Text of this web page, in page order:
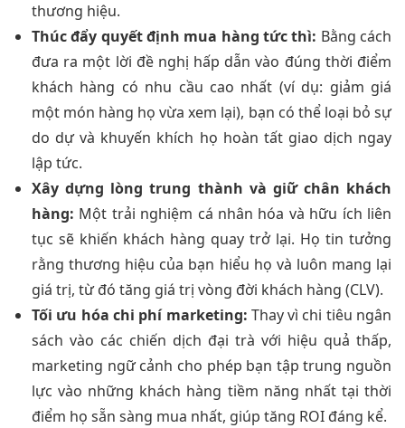
thương hiệu.
Thúc đẩy quyết định mua hàng tức thì: Bằng cách
đưa ra một lời đề nghị hấp dẫn vào đúng thời điểm
khách hàng có nhu cầu cao nhất (ví dụ: giảm giá
một món hàng họ vừa xem lại), bạn có thể loại bỏ sự
do dự và khuyến khích họ hoàn tất giao dịch ngay
lập tức.
Xây dựng lòng trung thành và giữ chân khách
hàng: Một trải nghiệm cá nhân hóa và hữu ích liên
tục sẽ khiến khách hàng quay trở lại. Họ tin tưởng
rằng thương hiệu của bạn hiểu họ và luôn mang lại
giá trị, từ đó tăng giá trị vòng đời khách hàng (CLV).
Tối ưu hóa chi phí marketing: Thay vì chi tiêu ngân
sách vào các chiến dịch đại trà với hiệu quả thấp,
marketing ngữ cảnh cho phép bạn tập trung nguồn
lực vào những khách hàng tiềm năng nhất tại thời
điểm họ sẵn sàng mua nhất, giúp tăng ROI đáng kể.